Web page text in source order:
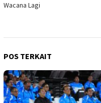
Wacana Lagi
POS TERKAIT